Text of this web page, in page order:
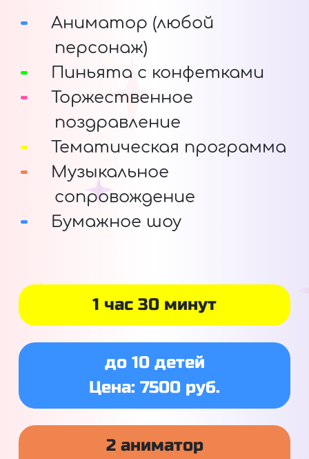
Аниматор (любой
персонаж)
Пиньята с конфетками
Торжественное
поздравление
Тематическая программа
Музыкальное
сопровождение
Бумажное шоу
1 час 30 минут
до 10 детей
Цена: 7500 руб.
2 аниматор